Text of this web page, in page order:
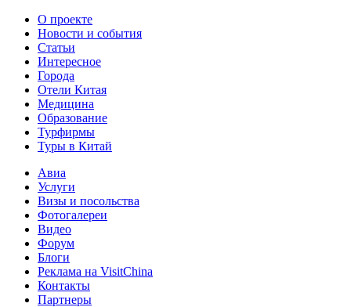
О проекте
Новости и события
Статьи
Интересное
Города
Отели Китая
Медицина
Образование
Турфирмы
Туры в Китай
Авиа
Услуги
Визы и посольства
Фотогалереи
Видео
Форум
Блоги
Реклама на VisitChina
Контакты
Партнеры